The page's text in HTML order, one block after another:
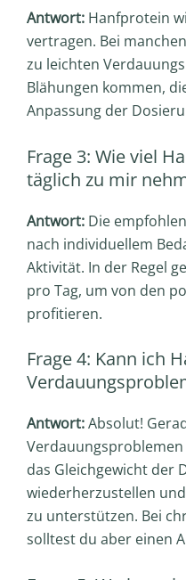
Antwort: Hanfprotein
vertragen. Bei
zu leichten
Blähungen kommen,
Anpassung der
Frage 3: Wie viel
täglich zu mir
Antwort: Die
nach individuellem
Aktivität. In der Regel
pro Tag, um von den
profitieren.
Frage 4: Kann ich
Antwort:Absolut!
das Gleichgewicht der
wiederherzustellen
zu unterstützen. Bei
solltest du aber einen